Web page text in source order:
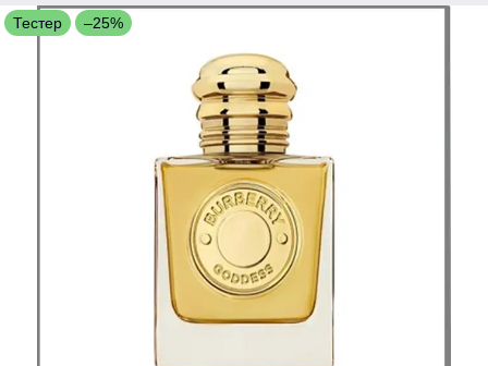
Тестер –25%